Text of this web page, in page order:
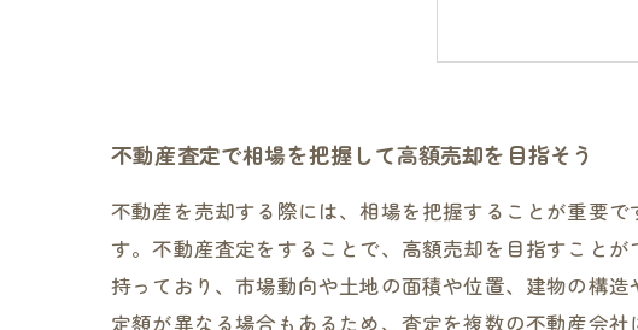
マンション
四条畷市のマ
不動産査定で相場を把握して高額売却を目指そう
不動産を売却する際には、相場を把握することが重要
す。不動産査定をすることで、高額売却を目指すこと
持っており、市場動向や土地の面積や位置、建物の構
定額が異なる場合もあるため、査定を複数の不動産会